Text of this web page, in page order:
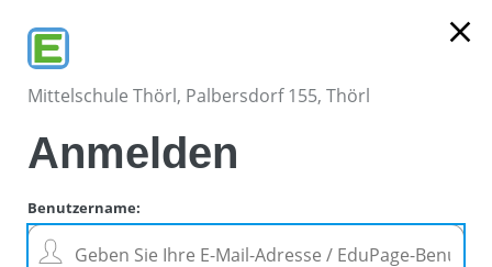
Mittelschule Thörl, Palbersdorf 155, Thörl
close
Anmelden
Benutzername: